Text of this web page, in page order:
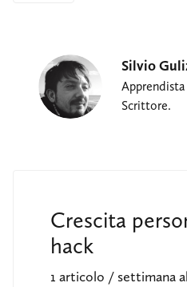
Silvio
Scrittore.
Crescita
hack
1 articolo / settimana